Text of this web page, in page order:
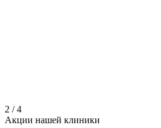
2 /4
Акции нашей клиники